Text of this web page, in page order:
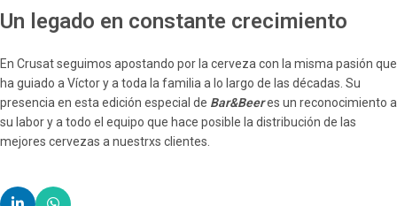
Un legado en constante crecimiento
En Crusat seguimos apostando por la cerveza con la misma pasión que
ha guiado a Víctor y a toda la familia a lo largo de las décadas. Su
presencia en esta edición especial de Bar&Beeres un reconocimiento a
su labor y a todo el equipo que hace posible la distribución de las
mejores cervezas a nuestrxs clientes.